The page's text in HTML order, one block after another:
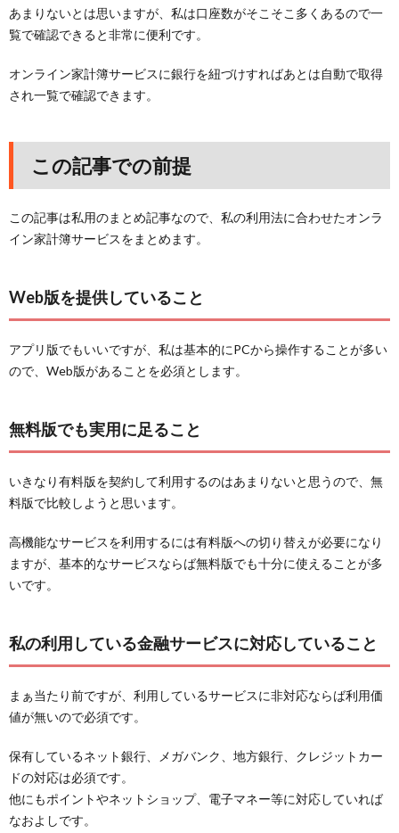
あまりないとは思いますが、私は口座数がそこそこ多くあるので一
覧で確認できると非常に便利です。
オンライン家計簿サービスに銀行を紐づけすればあとは自動で取得
され一覧で確認できます。
この記事での前提
この記事は私用のまとめ記事なので、私の利用法に合わせたオンラ
イン家計簿サービスをまとめます。
Web版を提供していること
アプリ版でもいいですが、私は基本的にPCから操作することが多い
ので、Web版があることを必須とします。
無料版でも実用に足ること
いきなり有料版を契約して利用するのはあまりないと思うので、無
料版で比較しようと思います。
高機能なサービスを利用するには有料版への切り替えが必要になり
ますが、基本的なサービスならば無料版でも十分に使えることが多
いです。
私の利用している金融サービスに対応していること
まぁ当たり前ですが、利用しているサービスに非対応ならば利用価
値が無いので必須です。
保有しているネット銀行、メガバンク、地方銀行、クレジットカー
ドの対応は必須です。
他にもポイントやネットショップ、電子マネー等に対応していれば
なおよしです。